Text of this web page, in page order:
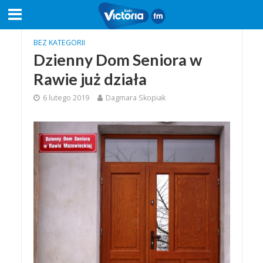
BEZ KATEGORII
Dzienny Dom Seniora w
Rawie już działa
6 lutego 2019 Dagmara Skopiak